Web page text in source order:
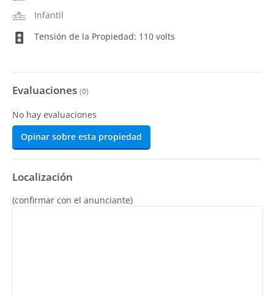
Infantil
Tensión de la Propiedad: 110 volts
Evaluaciones (0)
No hay evaluaciones
Opinar sobre esta propiedad
Localización
(confirmar con el anunciante)